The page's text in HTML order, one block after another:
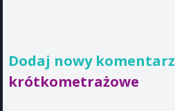
Dodaj nowy komentarz
krótkometrażowe